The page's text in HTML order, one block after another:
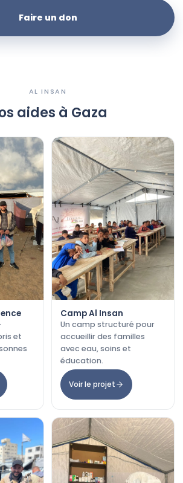
Faire un don
AL INSAN
aides à Gaza
et
Camp Al Insan
Un camp structuré pour
accueillir des familles
avec eau, soins et
éducation.
Voir le projet